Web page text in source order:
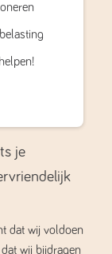
je
dat wij voldoen
wij bijdragen